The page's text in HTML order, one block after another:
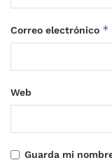
Correo electrónico *
Web
Guarda mi